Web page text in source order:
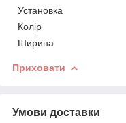
Установка
Колір
Ширина
Приховати
Умови доставки